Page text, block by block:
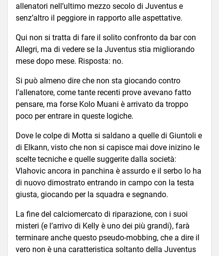
allenatori nell’ultimo mezzo secolo di Juventus e
senz’altro il peggiore in rapporto alle aspettative.
Qui non si tratta di fare il solito confronto da bar con
Allegri, ma di vedere se la Juventus stia migliorando
mese dopo mese. Risposta: no.
Si può almeno dire che non sta giocando contro
l’allenatore, come tante recenti prove avevano fatto
pensare, ma forse Kolo Muani è arrivato da troppo
poco per entrare in queste logiche.
Dove le colpe di Motta si saldano a quelle di Giuntoli e
di Elkann, visto che non si capisce mai dove inizino le
scelte tecniche e quelle suggerite dalla società:
Vlahovic ancora in panchina è assurdo e il serbo lo ha
di nuovo dimostrato entrando in campo con la testa
giusta, giocando per la squadra e segnando.
La fine del calciomercato di riparazione, con i suoi
misteri (e l’arrivo di Kelly è uno dei più grandi), farà
terminare anche questo pseudo-mobbing, che a dire il
vero non è una caratteristica soltanto della Juventus